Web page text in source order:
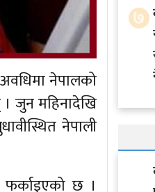
नेपालको
जुन महिनादेखि
नेपाली
फर्काइएको छ ।
७